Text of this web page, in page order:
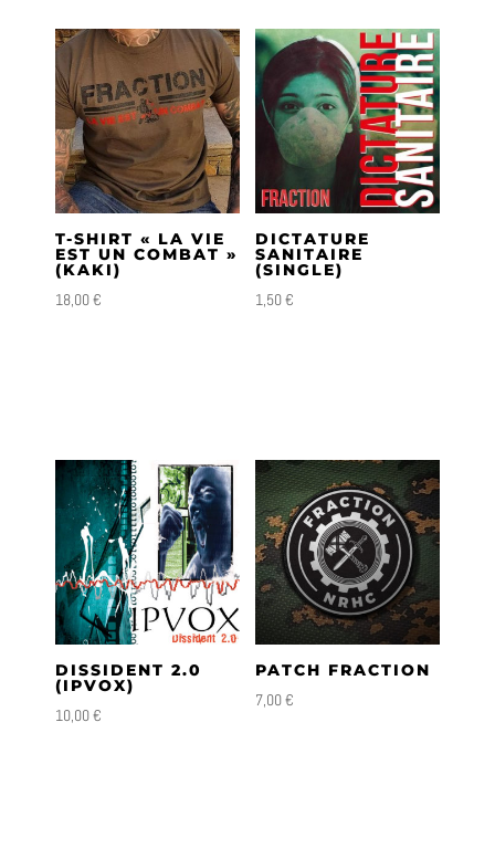
T-SHIRT « LA VIE
EST UN COMBAT »
(KAKI)
18,00€
DICTATURE
SANITAIRE
(SINGLE)
1,50€
DISSIDENT 2.0
(IPVOX)
10,00€
PATCH FRACTION
7,00€